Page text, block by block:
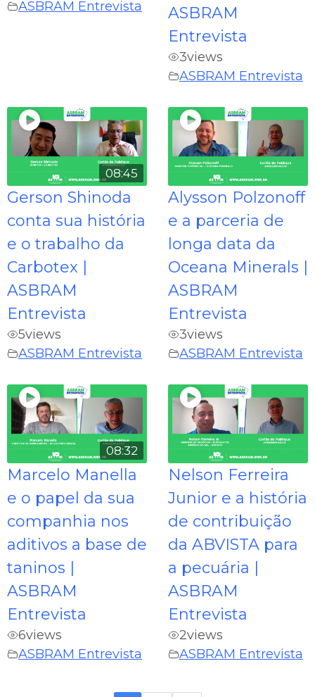
ASBRAM Entrevista
ASBRAM
Entrevista
3views
ASBRAM Entrevista
08:45
Gerson Shinoda
conta sua história
e o trabalho da
Carbotex |
ASBRAM
Entrevista
5views
ASBRAM Entrevista
Alysson Polzonoff
e a parceria de
longa data da
Oceana Minerals |
ASBRAM
Entrevista
3views
ASBRAM Entrevista
08:32
Marcelo Manella
e o papel da sua
companhia nos
aditivos a base de
taninos |
ASBRAM
Entrevista
6views
ASBRAM Entrevista
Nelson Ferreira
Junior e a história
de contribuição
da ABVISTA para
a pecuária |
ASBRAM
Entrevista
2views
ASBRAM Entrevista